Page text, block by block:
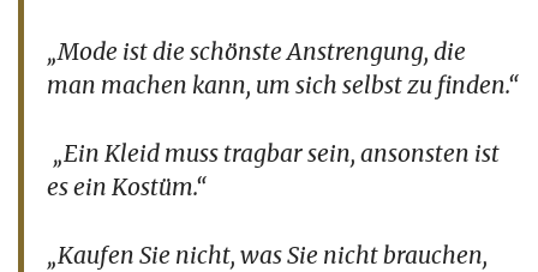
„Mode ist die schönste Anstrengung, die
man machen kann, um sich selbst zu finden.“
„Ein Kleid muss tragbar sein, ansonsten ist
es ein Kostüm.“
„Kaufen Sie nicht, was Sie nicht brauchen,